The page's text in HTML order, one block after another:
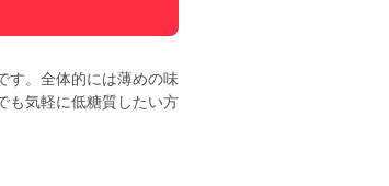
す。全体的には薄めの味
も気軽に低糖質したい方